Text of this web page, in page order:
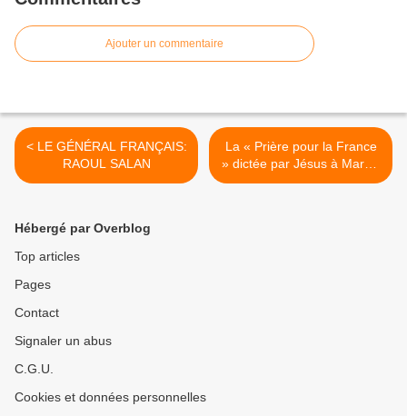
Ajouter un commentaire
< LE GÉNÉRAL FRANÇAIS:
RAOUL SALAN
La « Prière pour la France
» dictée par Jésus à Marcel
Van : >
Hébergé par Overblog
Top articles
Pages
Contact
Signaler un abus
C.G.U.
Cookies et données personnelles